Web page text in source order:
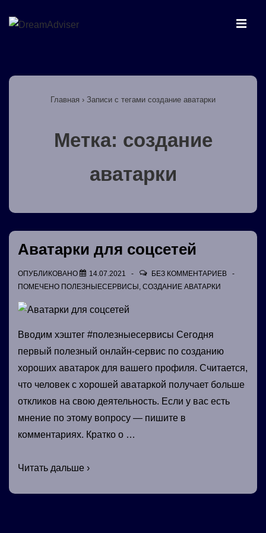
Перейти
содержимому
навигация
Главная › Записи с тегами создание аватарки
Метка: создание
аватарки
Аватарки для соцсетей
ОПУБЛИКОВАНО 14.07.2021
БЕЗ КОММЕНТАРИЕВ
ПОМЕЧЕНО ПОЛЕЗНЫЕСЕРВИСЫ , СОЗДАНИЕ АВАТАРКИ
Вводим хэштег #полезныесервисы Сегодня
первый полезный онлайн-сервис по созданию
хороших аватарок для вашего профиля. Считается,
что человек с хорошей аватаркой получает больше
откликов на свою деятельность. Если у вас есть
мнение по этому вопросу — пишите в
комментариях. Кратко о …
Аватарки
Читать дальше ›